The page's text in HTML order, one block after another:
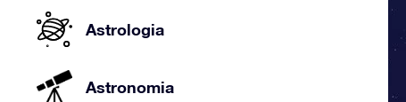
Astrologia
Astronomia